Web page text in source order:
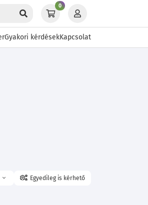
0
Gyakori kérdésekKapcsolat
Egyedileg is kérhető